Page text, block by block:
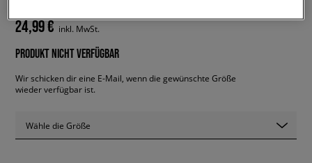
24,99 € inkl. MwSt.
PRODUKT NICHT VERFÜGBAR
Wir schicken dir eine E-Mail, wenn die gewünschte Größe
wieder verfügbar ist.
Wähle die Größe